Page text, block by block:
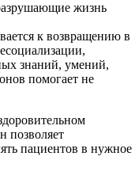
жизнь
к возвращению в
знаний, умений,
помогает не
позволяет
пациентов в нужное